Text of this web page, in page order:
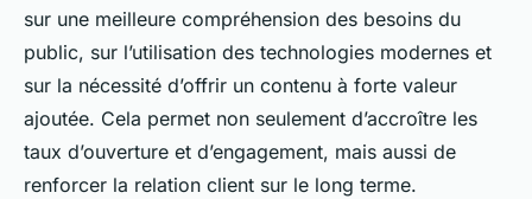
sur une meilleure compréhension des besoins du
public, sur l’utilisation des technologies modernes et
sur la nécessité d’offrir un contenu à forte valeur
ajoutée. Cela permet non seulement d’accroître les
taux d’ouverture et d’engagement, mais aussi de
renforcer la relation client sur le long terme.